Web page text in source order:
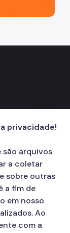
privacidade!
são arquivos
a coletar
sobre outras
a fim de
em nosso
Ao
com a